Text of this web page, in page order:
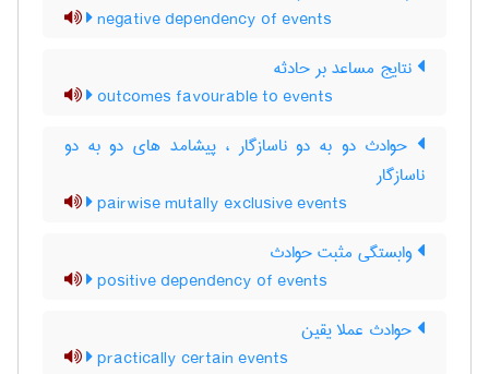
negative dependency of events
نتایج مساعد بر حادثه
outcomes favourable to events
حوادث دو به دو ناسازگار ، پیشامد های دو به دو
ناسازگار
pairwise mutally exclusive events
وابستگی مثبت حوادث
positive dependency of events
حوادث عملا یقین
practically certain events